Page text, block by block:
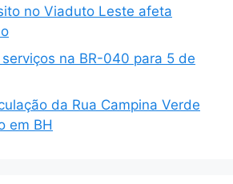
no Viaduto Leste afeta
na BR-040 para 5 de
da Rua Campina Verde
em BH